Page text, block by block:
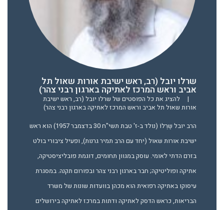
שרלו יובל (רב, ראש ישיבת אורות שאול תל
אביב וראש המרכז לאתיקה בארגון רבני צהר)
|
להציג את כל הפוסטים של שרלו יובל (רב, ראש ישיבת
אורות שאול תל אביב וראש המרכז לאתיקה בארגון רבני צהר)
הרב יובל שֶרְלוֹ (נולד ב-ז' טבת תשי"ח 30 בדצמבר 1957) הוא ראש
ישיבת אורות שאול (יחד עם הרב תמיר גרנות), ופעיל ציבורי בולט
בזרם הדתי לאומי. עוסק במגוון תחומים, דוגמת פובליציסטיקה,
אתיקה ופוליטיקה; חבר בארגון רבני צהר ובפורום תקנה. במסגרת
עיסוקו באתיקה רפואית הוא מכהן בוועדות שונות של משרד
הבריאות, כראש הדסק לאתיקה ודתות במרכז לאתיקה בירושלים